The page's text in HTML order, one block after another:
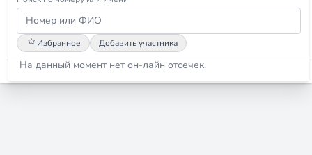
Избранное Добавить участника
На данный момент нет он-лайн отсечек.